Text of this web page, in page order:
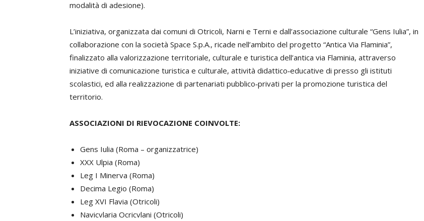
modalità di adesione).
L’iniziativa, organizzata dai comuni di Otricoli, Narni e Terni e dall’associazione culturale “Gens Iulia”, in
collaborazione con la società Space S.p.A., ricade nell’ambito del progetto “Antica Via Flaminia”,
finalizzato alla valorizzazione territoriale, culturale e turistica dell’antica via Flaminia, attraverso
iniziative di comunicazione turistica e culturale, attività didattico‐educative di presso gli istituti
scolastici, ed alla realizzazione di partenariati pubblico‐privati per la promozione turistica del
territorio.
ASSOCIAZIONI DI RIEVOCAZIONE COINVOLTE:
Gens Iulia (Roma – organizzatrice)
XXX Ulpia (Roma)
Leg I Minerva (Roma)
Decima Legio (Roma)
Leg XVI Flavia (Otricoli)
Navicvlaria Ocricvlani (Otricoli)